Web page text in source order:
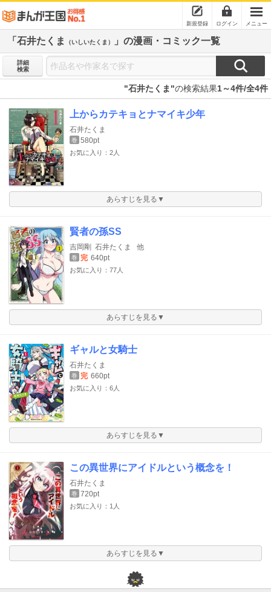
新規登録 ログイン メニュー
「石井たくま （いしいたくま） 」の漫画・コミック一覧
詳細
検索
"石井たくま"の検索結果1～4件/全4件
上からカテキョとナマイキ少年
石井たくま
巻 580pt
お気に入り：2人
あらすじを見る▼
賢者の孫SS
吉岡剛 石井たくま 他
巻 完 640pt
お気に入り：77人
あらすじを見る▼
ギャルと女騎士
石井たくま
巻 完 660pt
お気に入り：6人
あらすじを見る▼
この異世界にアイドルという概念を！
石井たくま
巻 720pt
お気に入り：1人
あらすじを見る▼